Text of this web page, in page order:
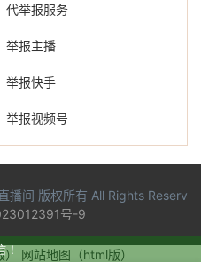
代举报服务
举报主播
举报快手
举报视频号
播间 版权所有 All Rights Reserv
号-9
网站地图（html版）